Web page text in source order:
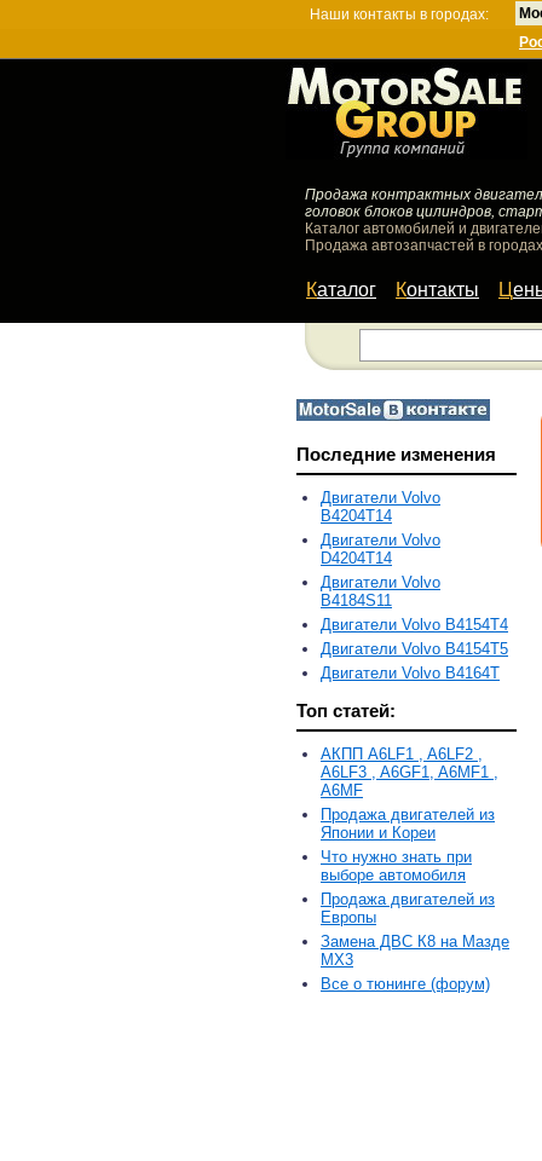
Наши контакты в городах:
Продажа контрактных
головок блоков цилиндров,
Каталог автомобилей и
Продажа автозапчастей в
Каталог Контакты
Последние изменения
Двигатели Volvo
B4204T14
Двигатели Volvo
D4204T14
Двигатели Volvo
B4184S11
Двигатели Volvo B4154T4
Двигатели Volvo B4154T5
Двигатели Volvo B4164T
Топ статей:
АКПП A6LF1 , A6LF2 ,
A6LF3 , A6GF1, A6MF1 ,
A6MF
Продажа двигателей из
Японии и Кореи
Что нужно знать при
выборе автомобиля
Продажа двигателей из
Европы
Замена ДВС К8 на Мазде
MX3
Все о тюнинге (форум)